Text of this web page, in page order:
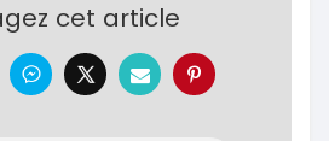
cet article